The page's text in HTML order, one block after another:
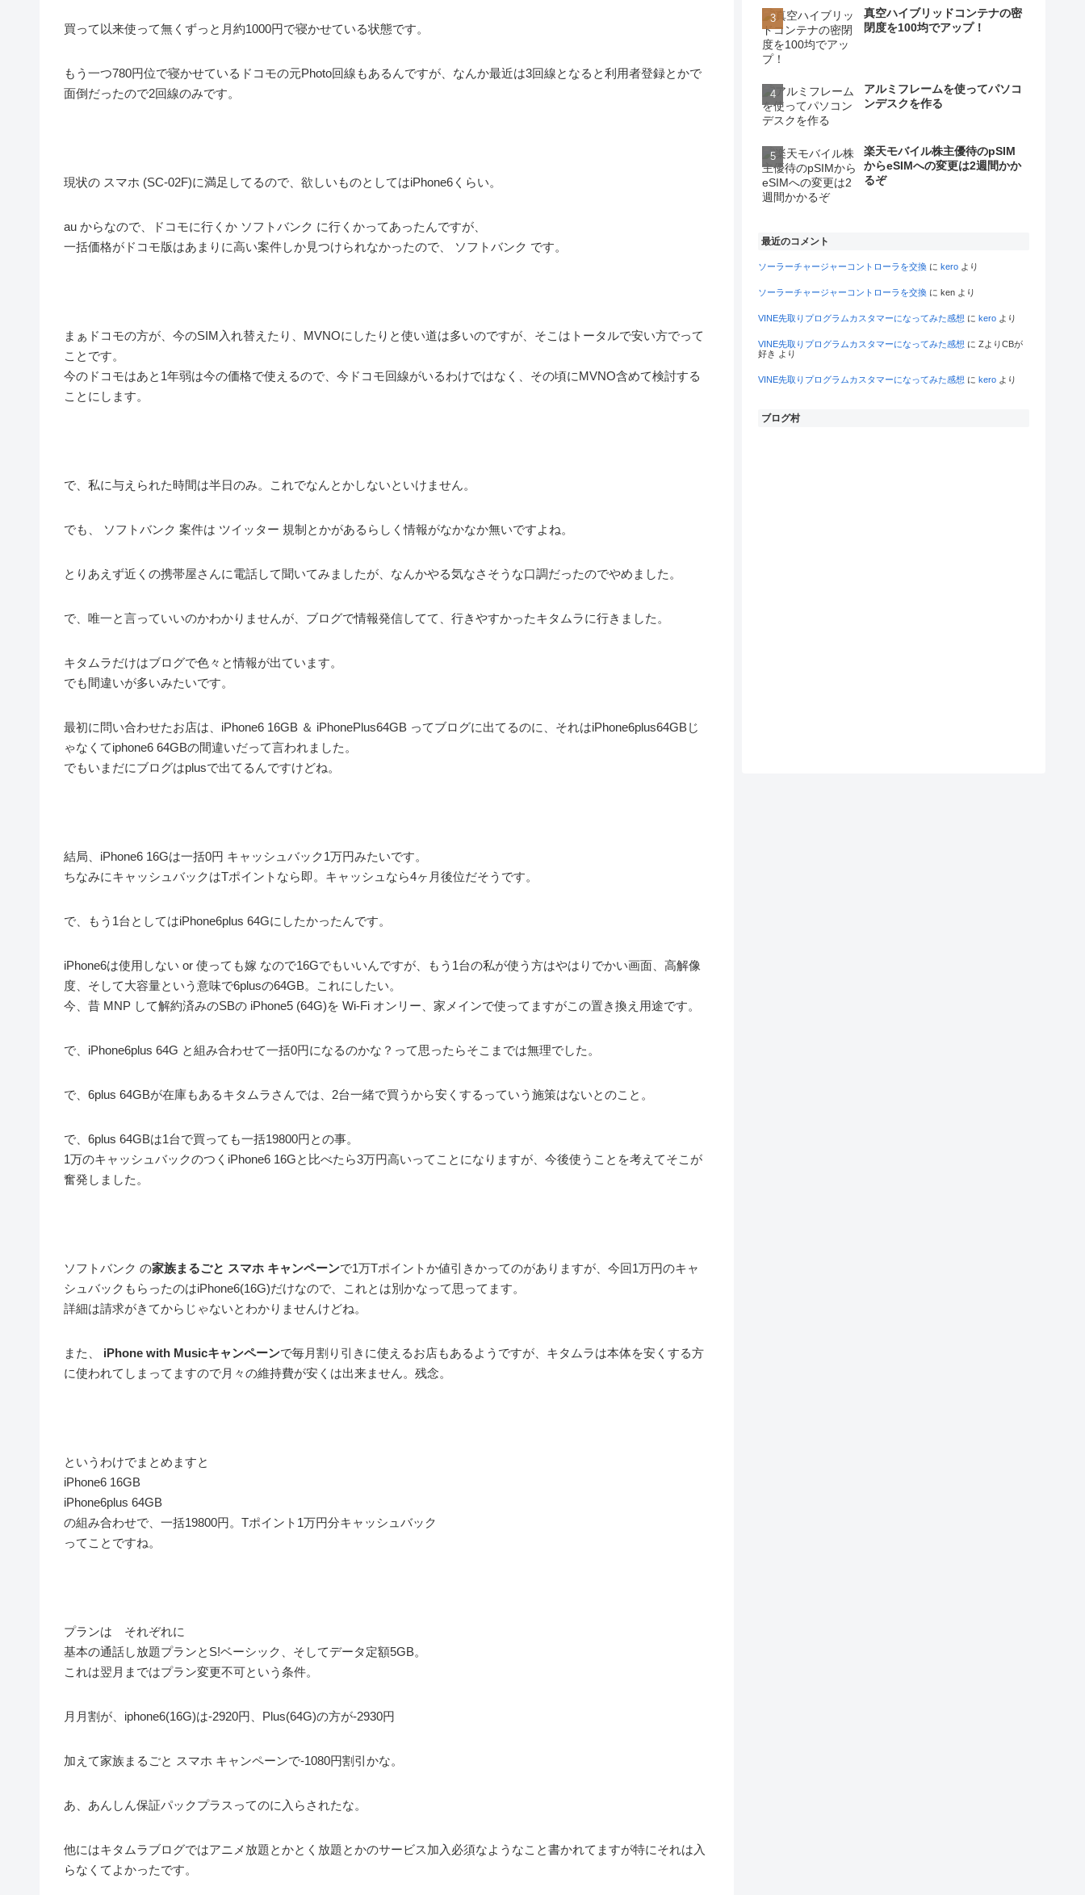
買って以来使って無くずっと月約1000円で寝かせている状態です。
もう一つ780円位で寝かせているドコモの元Photo回線もあるんですが、なんか最近は3回線となると利用者登録とかで
面倒だったので2回線のみです。
現状の スマホ (SC-02F)に満足してるので、欲しいものとしてはiPhone6くらい。
au からなので、ドコモに行くか ソフトバンク に行くかってあったんですが、
一括価格がドコモ版はあまりに高い案件しか見つけられなかったので、 ソフトバンク です。
まぁドコモの方が、今のSIM入れ替えたり、MVNOにしたりと使い道は多いのですが、そこはトータルで安い方でって
ことです。
今のドコモはあと1年弱は今の価格で使えるので、今ドコモ回線がいるわけではなく、その頃にMVNO含めて検討する
ことにします。
で、私に与えられた時間は半日のみ。これでなんとかしないといけません。
でも、 ソフトバンク 案件は ツイッター 規制とかがあるらしく情報がなかなか無いですよね。
とりあえず近くの携帯屋さんに電話して聞いてみましたが、なんかやる気なさそうな口調だったのでやめました。
で、唯一と言っていいのかわかりませんが、ブログで情報発信してて、行きやすかったキタムラに行きました。
キタムラだけはブログで色々と情報が出ています。
でも間違いが多いみたいです。
最初に問い合わせたお店は、iPhone6 16GB ＆ iPhonePlus64GB ってブログに出てるのに、それはiPhone6plus64GBじ
ゃなくてiphone6 64GBの間違いだって言われました。
でもいまだにブログはplusで出てるんですけどね。
結局、iPhone6 16Gは一括0円 キャッシュバック1万円みたいです。
ちなみにキャッシュバックはTポイントなら即。キャッシュなら4ヶ月後位だそうです。
で、もう1台としてはiPhone6plus 64Gにしたかったんです。
iPhone6は使用しない or 使っても嫁 なので16Gでもいいんですが、もう1台の私が使う方はやはりでかい画面、高解像
度、そして大容量という意味で6plusの64GB。これにしたい。
今、昔 MNP して解約済みのSBの iPhone5 (64G)を Wi-Fi オンリー、家メインで使ってますがこの置き換え用途です。
で、iPhone6plus 64G と組み合わせて一括0円になるのかな？って思ったらそこまでは無理でした。
で、6plus 64GBが在庫もあるキタムラさんでは、2台一緒で買うから安くするっていう施策はないとのこと。
で、6plus 64GBは1台で買っても一括19800円との事。
1万のキャッシュバックのつくiPhone6 16Gと比べたら3万円高いってことになりますが、今後使うことを考えてそこが
奮発しました。
ソフトバンク の家族まるごと スマホ キャンペーンで1万Tポイントか値引きかってのがありますが、今回1万円のキャ
シュバックもらったのはiPhone6(16G)だけなので、これとは別かなって思ってます。
詳細は請求がきてからじゃないとわかりませんけどね。
また、 iPhone with Musicキャンペーンで毎月割り引きに使えるお店もあるようですが、キタムラは本体を安くする方
に使われてしまってますので月々の維持費が安くは出来ません。残念。
というわけでまとめますと
iPhone6 16GB
iPhone6plus 64GB
の組み合わせで、一括19800円。Tポイント1万円分キャッシュバック
ってことですね。
プランは それぞれに
基本の通話し放題プランとS!ベーシック、そしてデータ定額5GB。
これは翌月まではプラン変更不可という条件。
月月割が、iphone6(16G)は-2920円、Plus(64G)の方が-2930円
加えて家族まるごと スマホ キャンペーンで-1080円割引かな。
あ、あんしん保証パックプラスってのに入らされたな。
他にはキタムラブログではアニメ放題とかとく放題とかのサービス加入必須なようなこと書かれてますが特にそれは入
らなくてよかったです。
真空ハイブリッドコンテナの密
閉度を100均でアップ！
アルミフレームを使ってパソコ
ンデスクを作る
楽天モバイル株主優待のpSIM
からeSIMへの変更は2週間かか
るぞ
最近のコメント
ソーラーチャージャーコントローラを交換 に kero より
ソーラーチャージャーコントローラを交換 に ken より
VINE先取りプログラムカスタマーになってみた感想 に kero より
VINE先取りプログラムカスタマーになってみた感想 に ZよりCBが
好き より
VINE先取りプログラムカスタマーになってみた感想 に kero より
ブログ村